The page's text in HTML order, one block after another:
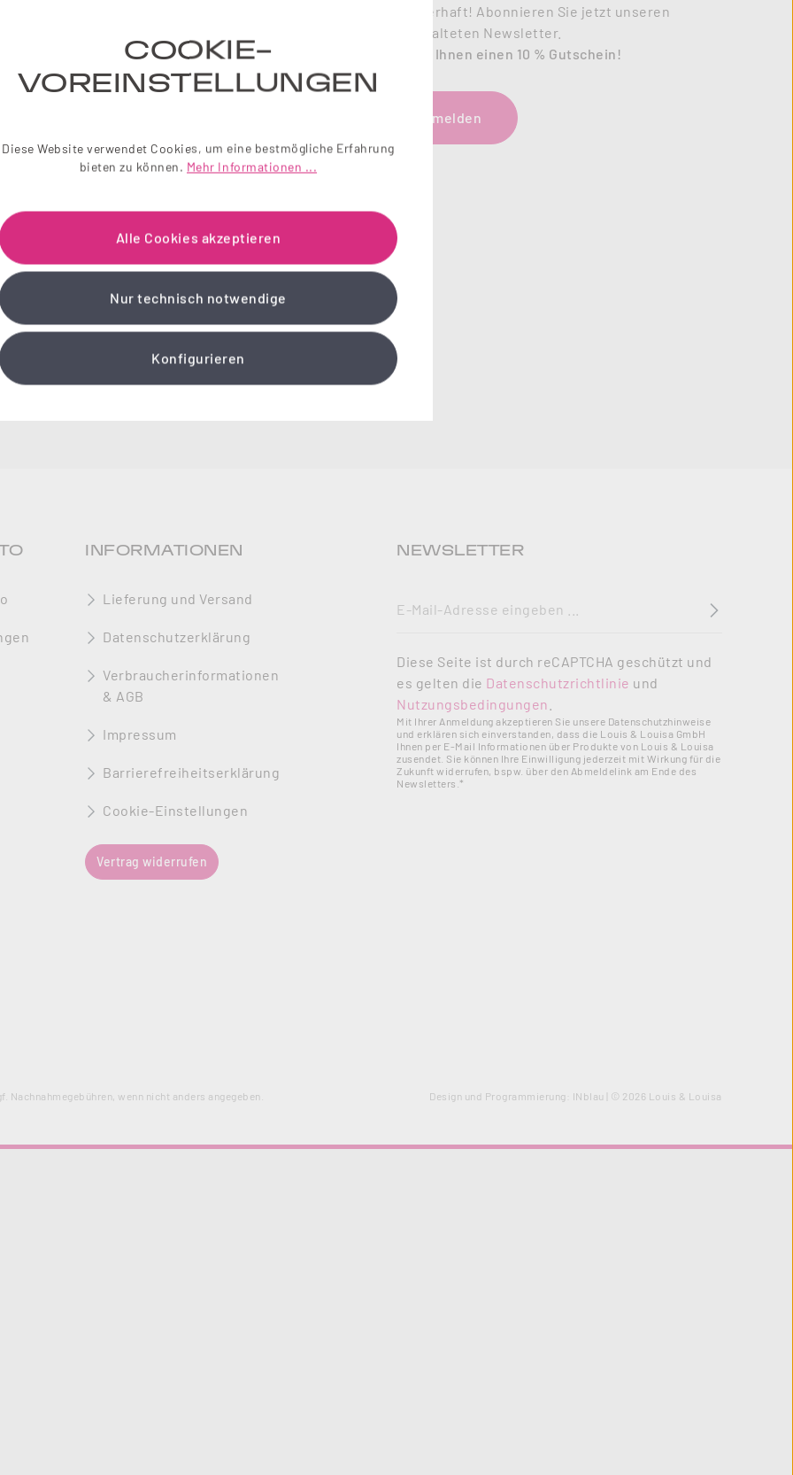
Einfach zauberhaft! Abonnieren Sie jetzt unseren
liebevoll gestalteten Newsletter.
Wir schenken Ihnen einen 10 % Gutschein!
Jetzt anmelden
INFORMATIONEN
Lieferung und Versand
Datenschutzerklärung
Verbraucherinformationen
& AGB
Impressum
Barrierefreiheitserklärung
Cookie-Einstellungen
Vertrag widerrufen
NEWSLETTER
Diese Seite ist durch reCAPTCHA geschützt und
es gelten die Datenschutzrichtlinie und
Nutzungsbedingungen
Mit Ihrer Anmeldung akzeptieren Sie unsere Datenschutzhinweise
und erklären sich einverstanden, dass die Louis & Louisa GmbH
Ihnen per E-Mail Informationen über Produkte von Louis & Louisa
zusendet. Sie können Ihre Einwilligung jederzeit mit Wirkung für die
Zukunft widerrufen, bspw. über den Abmeldelink am Ende des
Newsletters.*
Nachnahmegebühren, wenn nicht anders angegeben. Design und Programmierung: INblau | © 2026 Louis & Louisa
COOKIE-
VOREINSTELLUNGEN
Diese Website verwendet Cookies, um eine bestmögliche Erfahrung
bieten zu können. Mehr Informationen ...
Alle Cookies akzeptieren
Nur technisch notwendige
Konfigurieren